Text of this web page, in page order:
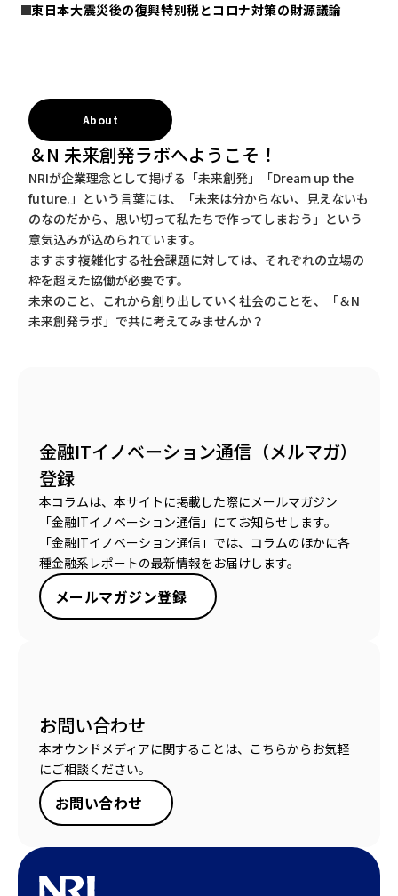
東日本大震災後の復興特別税とコロナ対策の財源議論
About
＆N 未来創発ラボへようこそ！
NRIが企業理念として掲げる「未来創発」「Dream up the
future.」という言葉には、「未来は分からない、見えないも
のなのだから、思い切って私たちで作ってしまおう」という
意気込みが込められています。
ますます複雑化する社会課題に対しては、それぞれの立場の
枠を超えた協働が必要です。
未来のこと、これから創り出していく社会のことを、「＆N
未来創発ラボ」で共に考えてみませんか？
金融ITイノベーション通信（メルマガ）
登録
本コラムは、本サイトに掲載した際にメールマガジン
「金融ITイノベーション通信」にてお知らせします。
「金融ITイノベーション通信」では、コラムのほかに各
種金融系レポートの最新情報をお届けします。
メールマガジン登録
お問い合わせ
本オウンドメディアに関することは、こちらからお気軽
にご相談ください。
お問い合わせ